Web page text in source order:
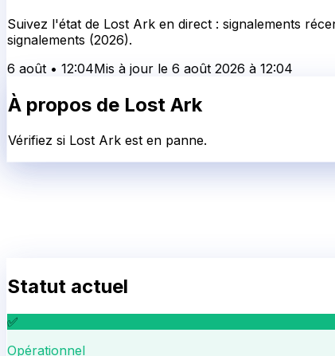
Suivez l'état de Lost Ark en direct : signalements
signalements (2026).
6 août • 12:04Mis à jour le 6 août 2026 à 12:04
À propos de Lost Ark
Vérifiez si Lost Ark est en panne.
Statut actuel
✅
Opérationnel